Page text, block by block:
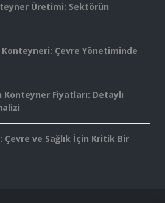
Üretimi: Sektörün
Çevre Yönetiminde
Fiyatları: Detaylı
Çevre ve Sağlık İçin Kritik Bir